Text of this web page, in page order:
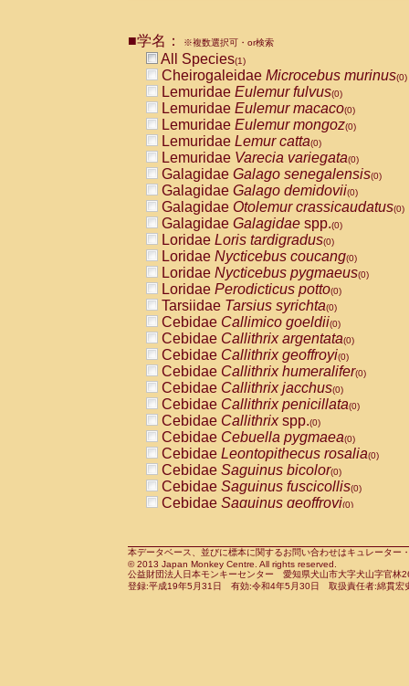
CebidaeCebus nigrivittatus
CebidaeCebus
CebidaeSaimiri boliviensis(0)
CebidaeSaimiri sciureus(0)
AtelidaeAlouatta caraya(0)
AtelidaeAlouatta fusca(0)
AtelidaeAlouatta seniculus
AtelidaeAlouattaspp.(0)
AtelidaeAteles belzebuth(0)
AtelidaeAteles geoffroyi(0)
AtelidaeAteles paniscus(0)
AtelidaeAtelesspp.(0)
Atelidae Lagothrix lagothricha
AtelidaeLagothrix lagothricha cana
PitheciidaeCacajao calvus
PitheciidaeCallicebus cupreus
PitheciidaeCallicebus donacophilus
PitheciidaeCallicebus moloch
PitheciidaeCallicebus torquatus
PitheciidaeCallicebusspp.(0)
PitheciidaeChiropotes satanas(0)
PitheciidaePithecia monachus
PitheciidaePithecia pithecia(0)
CercopithecidaeCercocebus agilis
CercopithecidaeCercocebus
CercopithecidaeCercocebus
CercopithecidaeCercocebus
CercopithecidaeCercocebus
CercopithecidaeCercocebushybrid
CercopithecidaePapio anubis(0)
CercopithecidaePapio cynocephalus
CercopithecidaePapio hamadryas(0)
■学名： ※複数選択可・or検索
All Species(1)
Cheirogaleidae Microcebus murinus(0)
Lemuridae Eulemur fulvus(0)
Lemuridae Eulemur macaco(0)
Lemuridae Eulemur mongoz(0)
Lemuridae Lemur catta(0)
Lemuridae Varecia variegata(0)
Galagidae Galago senegalensis(0)
Galagidae Galago demidovii(0)
Galagidae Otolemur crassicaudatus(0)
Galagidae Galagidae spp.(0)
Loridae Loris tardigradus(0)
Loridae Nycticebus coucang(0)
Loridae Nycticebus pygmaeus(0)
Loridae Perodicticus potto(0)
Tarsiidae Tarsius syrichta(0)
Cebidae Callimico goeldii(0)
Cebidae Callithrix argentata(0)
Cebidae Callithrix geoffroyi(0)
Cebidae Callithrix humeralifer(0)
Cebidae Callithrix jacchus(0)
Cebidae Callithrix penicillata(0)
Cebidae Callithrixspp.(0)
Cebidae Cebuella pygmaea(0)
Cebidae Leontopithecus rosalia(0)
Cebidae Saguinus bicolor(0)
Cebidae Saguinus fuscicollis(0)
Cebidae Saguinus geoffroyi(0)
CebidaeSaguinus leucopus(0)
CebidaeSaguinus midas(0)
Cebidae Saguinus mystax(0)
本データベース、並びに標本に関するお問い合わせはキュレータ
© 2013 Japan Monkey Centre. All rights reserved.
公益財団法人日本モンキーセンター 愛知県犬山市大字犬山字官
登録:平成19年5月31日 有効:令和4年5月30日 取扱責任者:綿貫宏